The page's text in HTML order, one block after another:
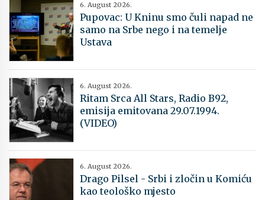
6. August 2026.
Pupovac: U Kninu smo čuli napad ne
samo na Srbe nego i na temelje
Ustava
6. August 2026.
Ritam Srca All Stars, Radio B92,
emisija emitovana 29.07.1994.
(VIDEO)
6. August 2026.
Drago Pilsel - Srbi i zločin u Komiću
kao teološko mjesto